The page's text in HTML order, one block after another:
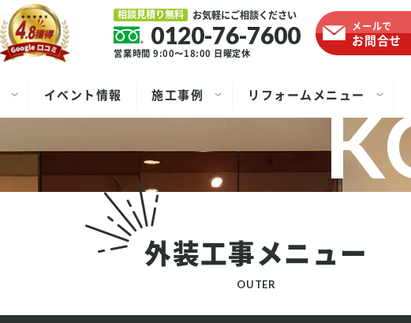
相談見積り無料 お気軽にご相談ください
0120-76-7600
営業時間 9:00〜18:00 日曜定休
メールで
お問合せ
イベント情報 施工事例 リフォームメニュー
外装工事メニュー
OUTER